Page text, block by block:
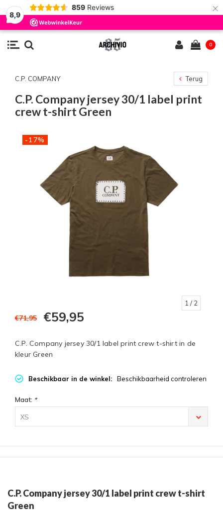
8,9
859 Reviews ×
0
C.P. COMPANY Terug
C.P. Company jersey 30/1 label print
crew t-shirt Green
-17%
1 / 2
€71,95 €59,95
C.P. Company jersey 30/1 label print crew t-shirt in de
kleur Green
Beschikbaar in de winkel: Beschikbaarheid controleren
Maat: *
XS
C.P. Company jersey 30/1 label print crew t-shirt
Green